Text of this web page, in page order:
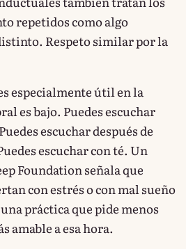
repetidos como algo
Respeto similar por la
especialmente útil en la
es bajo. Puedes escuchar
escuchar después de
escuchar con té. Un
Foundation señala que
con estrés o con mal sueño
práctica que pide menos
amable a esa hora.